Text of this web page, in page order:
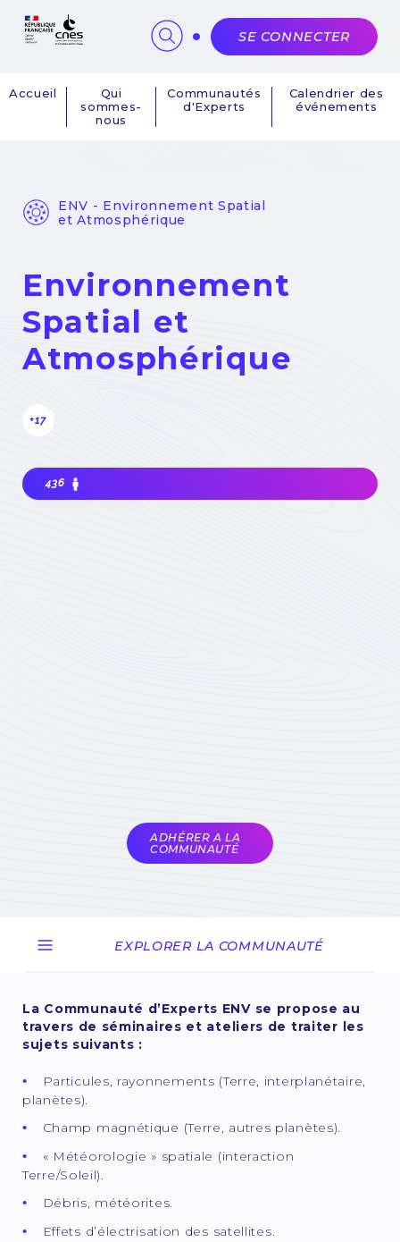
Navigation
Accueil
Qui
sommes-
nous
Communautés
d'Experts
Calendrier des
événements
SE CONNECTER
ENV - Environnement Spatial
et Atmosphérique
Environnement
Spatial et
Atmosphérique
+17
436
ADHÉRER A LA
COMMUNAUTÉ
EXPLORER LA COMMUNAUTÉ
La Communauté d’Experts ENV se propose au
travers de séminaires et ateliers de traiter les
sujets suivants :
Particules, rayonnements (Terre, interplanétaire,
planètes).
Champ magnétique (Terre, autres planètes).
« Météorologie » spatiale (interaction
Terre/Soleil).
Débris, météorites.
Effets d’électrisation des satellites.